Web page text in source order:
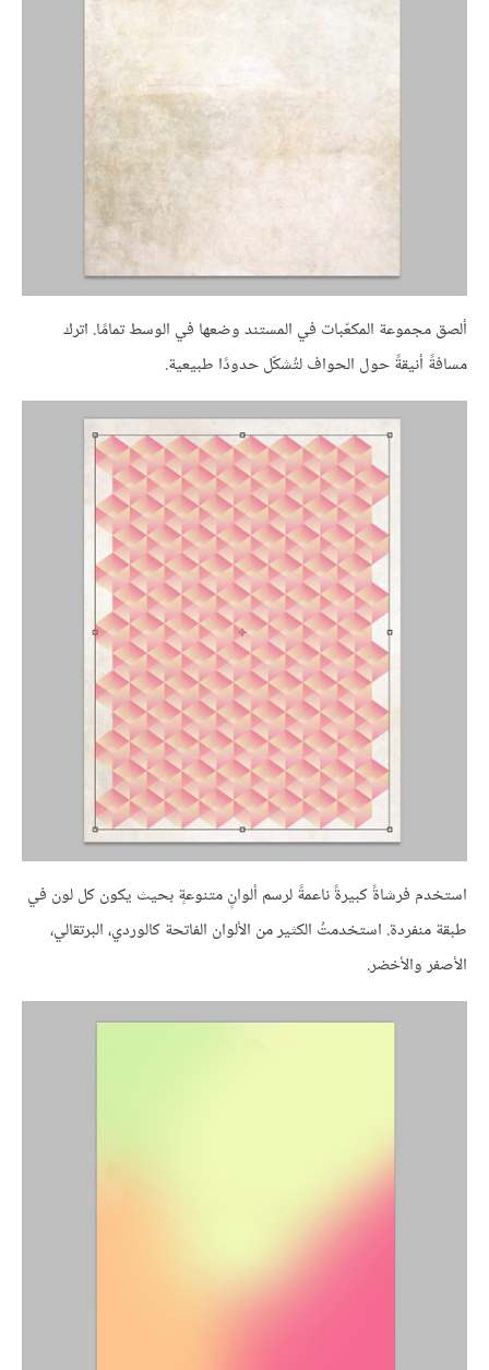
ألصق مجموعة المكعّبات في المستند وضعها في الوسط تمامًا. اترك
مسافةً أنيقةً حول الحواف لتُشكّل حدودًا طبيعية.
استخدم فرشاةً كبيرةً ناعمةً لرسم ألوانٍ متنوعةٍ بحيث يكون كل لون في
طبقة منفردة. استخدمتُ الكثير من الألوان الفاتحة كالوردي، البرتقالي،
الأصفر والأخضر.